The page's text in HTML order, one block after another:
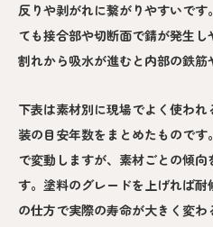
反りや剥がれに繋がりやすいで
ても接合部や切断面で錆が発生
割れから吸水が進むと内部の鉄筋
下表は素材別に現場でよく使わ
装の目安年数をまとめたもので
で変動しますが、素材ごとの傾
す。塗料のグレードを上げれば
の仕方で実際の寿命が大きく変わ